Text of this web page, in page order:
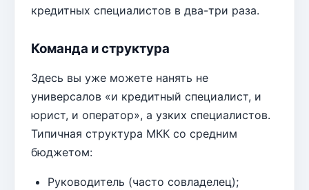
кредитных специалистов в два-три раза.
Команда и структура
Здесь вы уже можете нанять не
универсалов «и кредитный специалист, и
юрист, и оператор», а узких специалистов.
Типичная структура МКК со средним
бюджетом:
Руководитель (часто совладелец);